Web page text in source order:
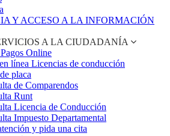
Y ACCESO A LA INFORMACIÓN
A LA CIUDADANÍA
Online
línea Licencias de conducción
placa
de Comparendos
Runt
Licencia de Conducción
Impuesto Departamental
y pida una cita